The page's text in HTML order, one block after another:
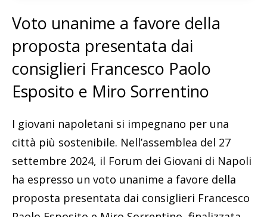
Voto unanime a favore della
proposta presentata dai
consiglieri Francesco Paolo
Esposito e Miro Sorrentino
I giovani napoletani si impegnano per una
città più sostenibile. Nell’assemblea del 27
settembre 2024, il Forum dei Giovani di Napoli
ha espresso un voto unanime a favore della
proposta presentata dai consiglieri Francesco